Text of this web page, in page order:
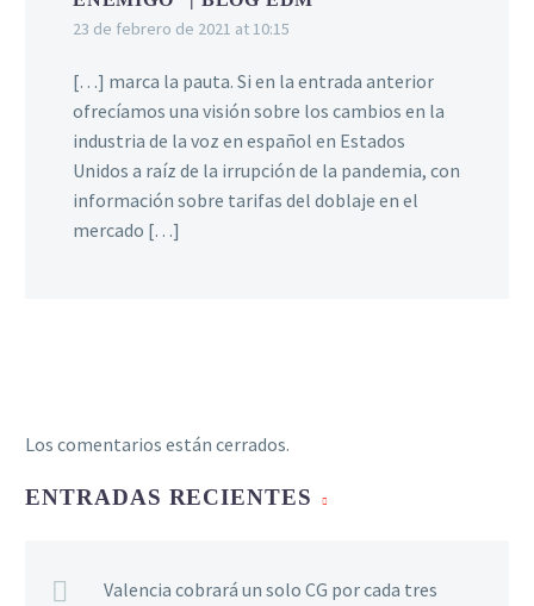
23 de febrero de 2021 at 10:15
[…] marca la pauta. Si en la entrada anterior
ofrecíamos una visión sobre los cambios en la
industria de la voz en español en Estados
Unidos a raíz de la irrupción de la pandemia, con
información sobre tarifas del doblaje en el
mercado […]
Los comentarios están cerrados.
ENTRADAS RECIENTES
Valencia cobrará un solo CG por cada tres